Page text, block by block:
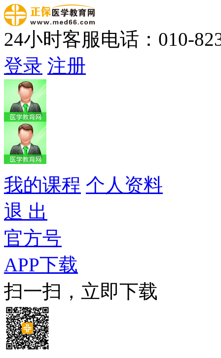
24小时客服电话：010-
登录 注册
我的课程 个人资料
退 出
官方号
APP下载
扫一扫，立即下载